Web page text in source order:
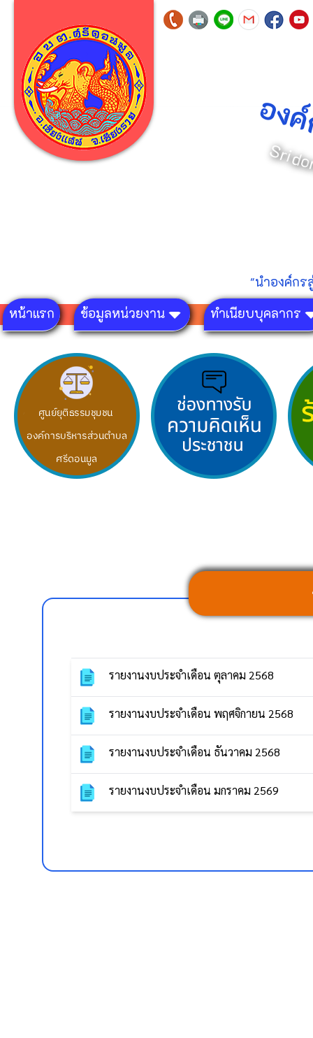
องค
์
Sr
ido
"นำองค์ก
หน้าแรก
ข้อมูลหน่วยงาน ทำเนียบบุคลากร
รายงานงบประจำเดือน ตุลาคม 2568
รายงานงบประจำเดือน พฤศจิกายน 2568
รายงานงบประจำเดือน ธันวาคม 2568
รายงานงบประจำเดือน มกราคม 2569